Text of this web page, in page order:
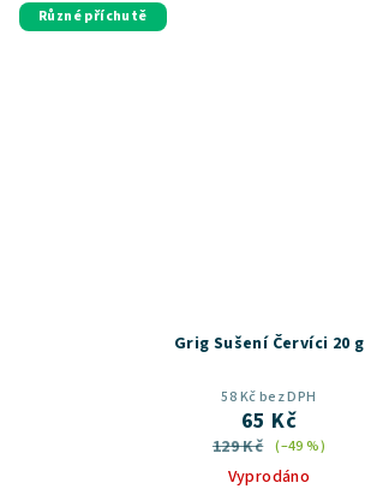
Různé příchutě
Grig Sušení Červíci 20 g
58 Kč bez DPH
65 Kč
129 Kč (–49 %)
Vyprodáno